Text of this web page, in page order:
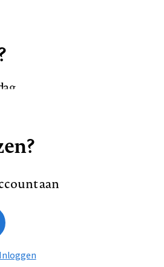
us
cookies
aan
Inloggen